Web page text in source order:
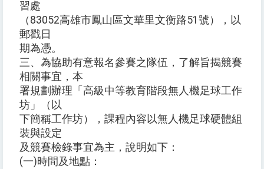
習處
（83052高雄市鳳山區文華里文衡路51號），以
郵戳日
期為憑。
三、為協助有意報名參賽之隊伍，了解旨揭競賽
相關事宜，本
署規劃辦理「高級中等教育階段無人機足球工作
坊」（以
下簡稱工作坊），課程內容以無人機足球硬體組
裝與設定
及競賽檢錄事宜為主，說明如下：
(一)時間及地點：